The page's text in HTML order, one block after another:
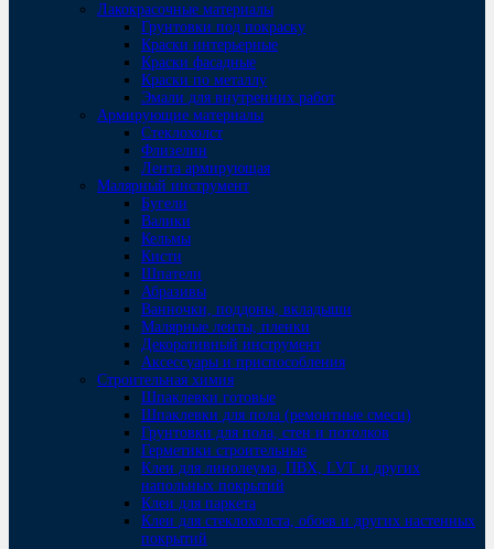
Лакокрасочные материалы
Грунтовки под покраску
Краски интерьерные
Краски фасадные
Краски по металлу
Эмали для внутренних работ
Армирующие материалы
Стеклохолст
Флизелин
Лента армирующая
Малярный инструмент
Бугели
Валики
Кельмы
Кисти
Шпатели
Абразивы
Ванночки, поддоны, вкладыши
Малярные ленты, пленки
Декоративный инструмент
Аксессуары и приспособления
Строительная химия
Шпаклевки готовые
Шпаклевки для пола (ремонтные смеси)
Грунтовки для пола, стен и потолков
Герметики строительные
Клеи для линолеума, ПВХ, LVT и других
напольных покрытий
Клеи для паркета
Клеи для стеклохолста, обоев и других настенных
покрытий